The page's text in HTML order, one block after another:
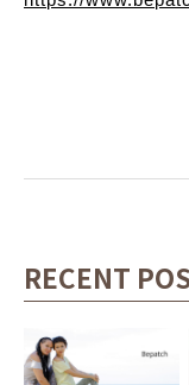
RECENT